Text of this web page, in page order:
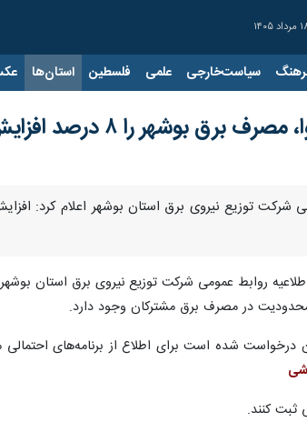
۱۴۰۵
سیاست‌خارجی علمی فلسطین استان‌ها
بوشهر را ۸ درصد افزایش داد
شرکت توزیع نیروی برق استان بوشهر اعلام
روابط عمومی شرکت توزیع نیروی برق استان
در مصرف برق مشترکان وجود دارد.
درخواست شده است برای اطلاع از برنامه‌های
کنند.